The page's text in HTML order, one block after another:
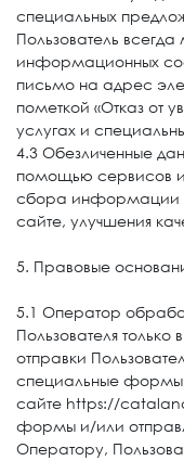
специальных
Пользователь всегда
информационных
письмо на адрес
пометкой «Отказ от
услугах и
4.3 Обезличенные
помощью сервисов
сбора информации о
сайте, улучшения
5. Правовые
5.1 Оператор
Пользователя
отправки
специальные
сайте https://
формы и/или
Оператору,